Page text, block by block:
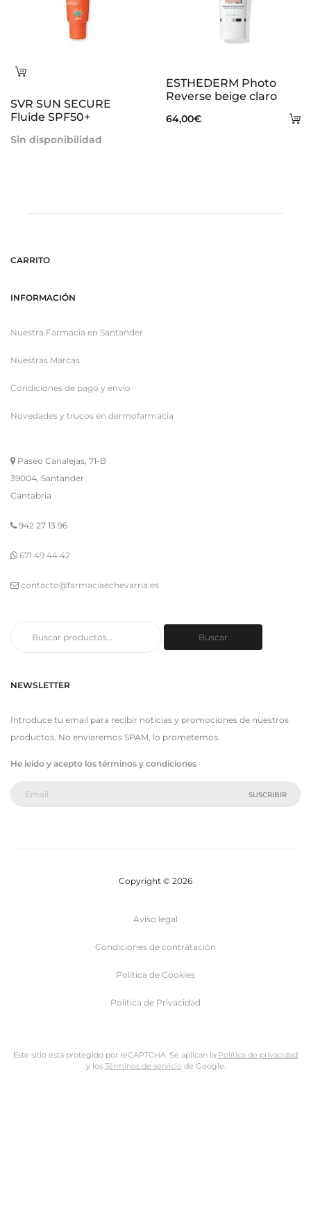
Leer
SVR SUN SECURE
Fluide SPF50+
Sin disponibilidad
ESTHEDERM Photo
Reverse beige claro
64,00€
CARRITO
INFORMACIÓN
Nuestra Farmacia en Santander
Nuestras Marcas
Condiciones de pago y envío
Novedades y trucos en dermofarmacia
Paseo Canalejas, 71-B
39004, Santander
Cantabria
942 27 13 96
671 49 44 42
contacto@farmaciaechevarria.es
Buscar
NEWSLETTER
Introduce tu email para recibir noticias y promociones de nuestros
productos. No enviaremos SPAM, lo prometemos.
He leído y acepto los términos y condiciones
Copyright © 2026
Aviso legal
Condiciones de contratación
Política de Cookies
Politica de Privacidad
Este sitio está protegido por reCAPTCHA. Se aplican la Política de privacidad
y los Términos de serviciode Google.